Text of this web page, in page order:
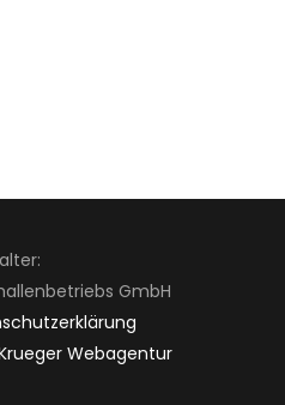
GmbH
Webagentur